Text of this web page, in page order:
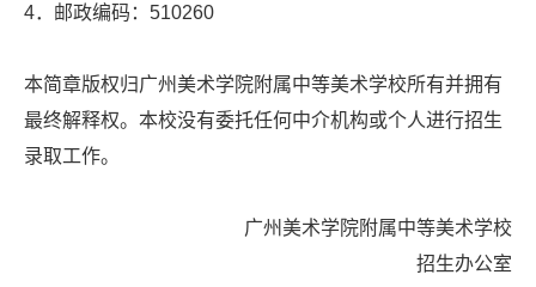
4．邮政编码：510260
本简章版权归广州美术学院附属中等美术学校所有并拥有
最终解释权。本校没有委托任何中介机构或个人进行招生
录取工作。
广州美术学院附属中等美术学校
招生办公室